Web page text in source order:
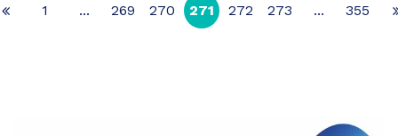
Page
1 ... 269 270 271 272 273 ... 355